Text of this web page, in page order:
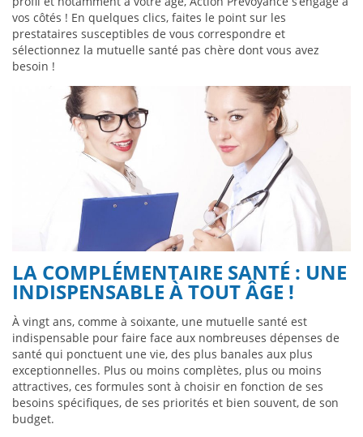
vos côtés ! En quelques clics, faites le point sur les
prestataires susceptibles de vous correspondre et
sélectionnez la mutuelle santé pas chère dont vous avez
besoin !
LA COMPLÉMENTAIRE SANTÉ : UNE
INDISPENSABLE À TOUT ÂGE !
À vingt ans, comme à soixante, une mutuelle santé est
indispensable pour faire face aux nombreuses dépenses de
santé qui ponctuent une vie, des plus banales aux plus
exceptionnelles. Plus ou moins complètes, plus ou moins
attractives, ces formules sont à choisir en fonction de ses
besoins spécifiques, de ses priorités et bien souvent, de son
budget.